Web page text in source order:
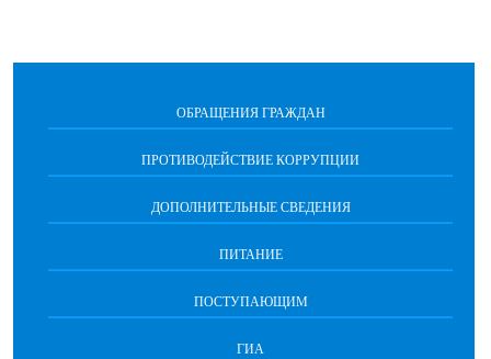
ОБРАЩЕНИЯ ГРАЖДАН
ПРОТИВОДЕЙСТВИЕ КОРРУПЦИИ
ДОПОЛНИТЕЛЬНЫЕ СВЕДЕНИЯ
ПИТАНИЕ
ПОСТУПАЮЩИМ
ГИА